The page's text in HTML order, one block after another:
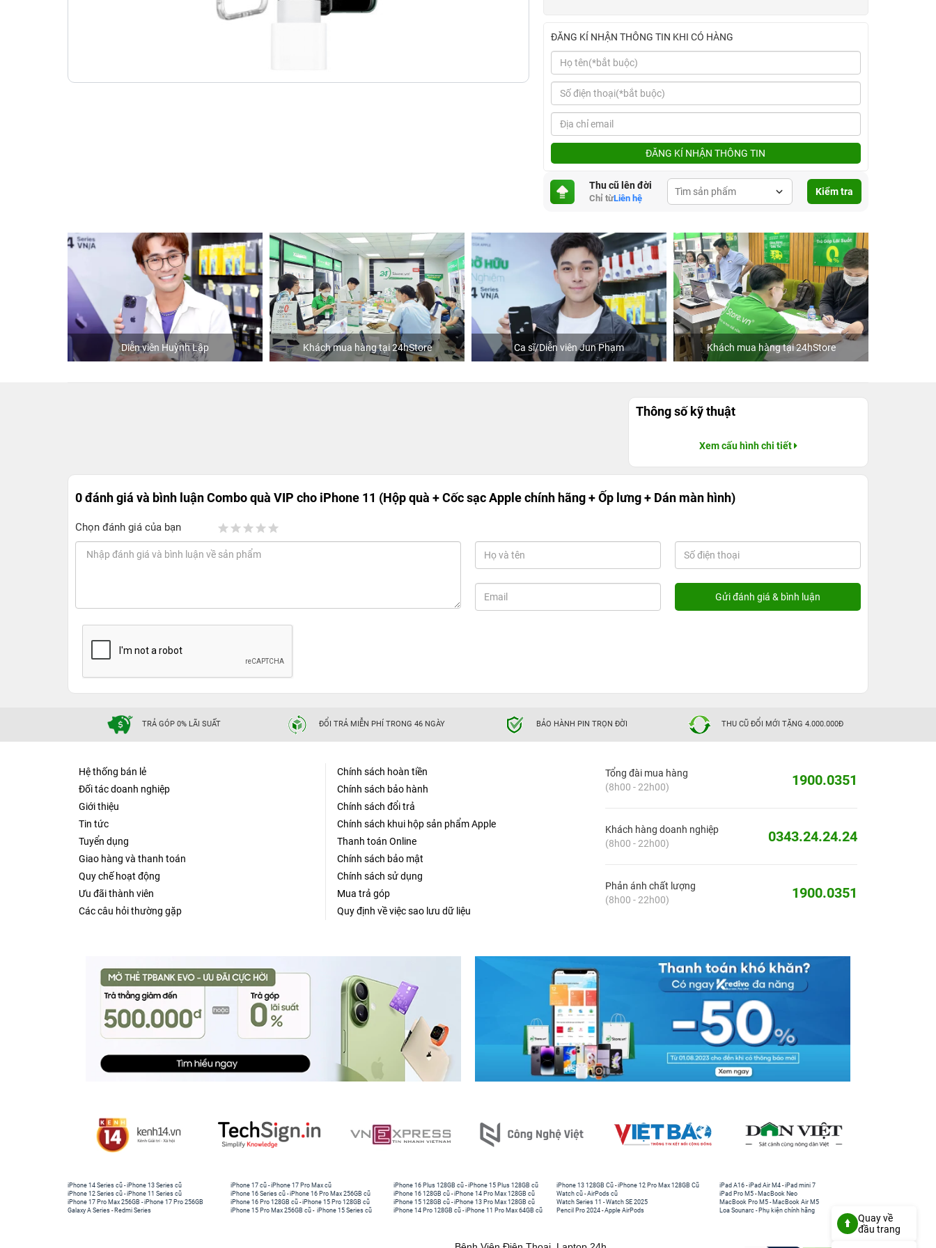
ĐĂNG KÍ NHẬN THÔNG TIN KHI CÓ HÀNG
ĐĂNG KÍ NHẬN THÔNG TIN
Thu cũ lên đời
Chỉ từLiên hệ
Kiểm tra
Diễn viên Huỳnh Lập Khách mua hàng tại 24hStore Ca sĩ/Diễn viên Jun Phạm Khách mua hàng tại 24hStore
Thông số kỹ thuật
Xem cấu hình chi tiết
0 đánh giá và bình luậnCombo quà VIP cho iPhone 11 (Hộp quà + Cốc sạc Apple chính hãng + Ốp lưng + Dán màn hình)
Chọn đánh giá của bạn
TRẢ GÓP 0% LÃI SUẤT ĐỔI TRẢ MIỄN PHÍ TRONG 46 NGÀY BẢO HÀNH PIN TRỌN ĐỜI THU CŨ ĐỔI MỚI TẶNG 4.000.000Đ
Hệ thống bán lẻ
Đối tác doanh nghiệp
Giới thiệu
Tin tức
Tuyển dụng
Giao hàng và thanh toán
Quy chế hoạt động
Ưu đãi thành viên
Các câu hỏi thường gặp
Chính sách hoàn tiền
Chính sách bảo hành
Chính sách đổi trả
Chính sách khui hộp sản phẩm Apple
Thanh toán Online
Chính sách bảo mật
Chính sách sử dụng
Mua trả góp
Quy định về việc sao lưu dữ liệu
Tổng đài mua hàng
(8h00 - 22h00)
1900.0351
Khách hàng doanh nghiệp
(8h00 - 22h00)
0343.24.24.24
Phản ánh chất lượng
(8h00 - 22h00)
1900.0351
iPhone 14 Series cũ -iPhone 13 Series cũ
iPhone 12 Series cũ -iPhone 11 Series cũ
iPhone 17 Pro Max 256GB -iPhone 17 Pro 256GB
Galaxy A Series - Redmi Series
iPhone 17 cũ -iPhone 17 Pro Max cũ
iPhone 16 Series cũ - iPhone 16 Pro Max 256GB cũ
iPhone 16 Pro 128GB cũ -iPhone 15 Pro 128GB cũ
iPhone 15 Pro Max 256GB cũ - iPhone 15 Series cũ
iPhone 16 Plus 128GB cũ -iPhone 15 Plus 128GB cũ
iPhone 16 128GB cũ -iPhone 14 Pro Max 128GB cũ
iPhone 15 128GB cũ -iPhone 13 Pro Max 128GB cũ
iPhone 14 Pro 128GB cũ -iPhone 11 Pro Max 64GB cũ
iPhone 13 128GB Cũ -iPhone 12 Pro Max 128GB Cũ
Watch cũ -AirPods cũ
Watch Series 11 -Watch SE 2025
Pencil Pro 2024 -Apple AirPods
iPad A16 -iPad Air M4 -iPad mini 7
iPad Pro M5 - MacBook Neo
MacBook Pro M5 - MacBook Air M5
Loa Sounarc - Phụ kiện chính hãng
Quay về
đầu trang